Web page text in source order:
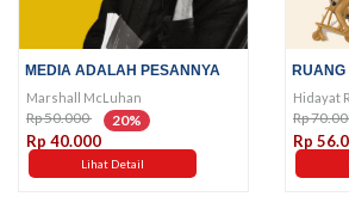
MEDIA ADALAH PESANNYA
Marshall McLuhan
Rp 50.000 20%
Rp 40.000
Lihat Detail
Hidayat
Rp
Rp